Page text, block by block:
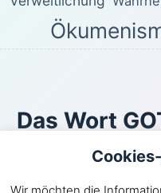
Das Wort
Sondern wie der, welcher
Wir möchten die